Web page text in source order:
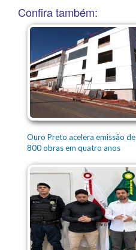
Confira também:
Ouro Preto acelera emissão
800 obras em quatro anos